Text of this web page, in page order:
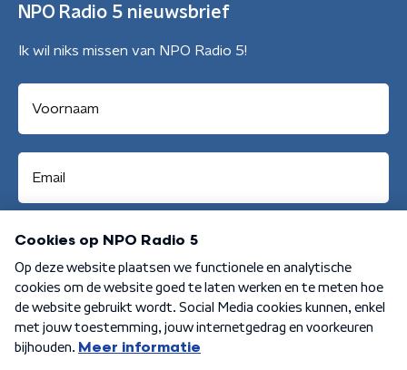
NPO Radio 5 nieuwsbrief
Ik wil niks missen van NPO Radio 5!
Aanmelden
Algemene voorwaarden